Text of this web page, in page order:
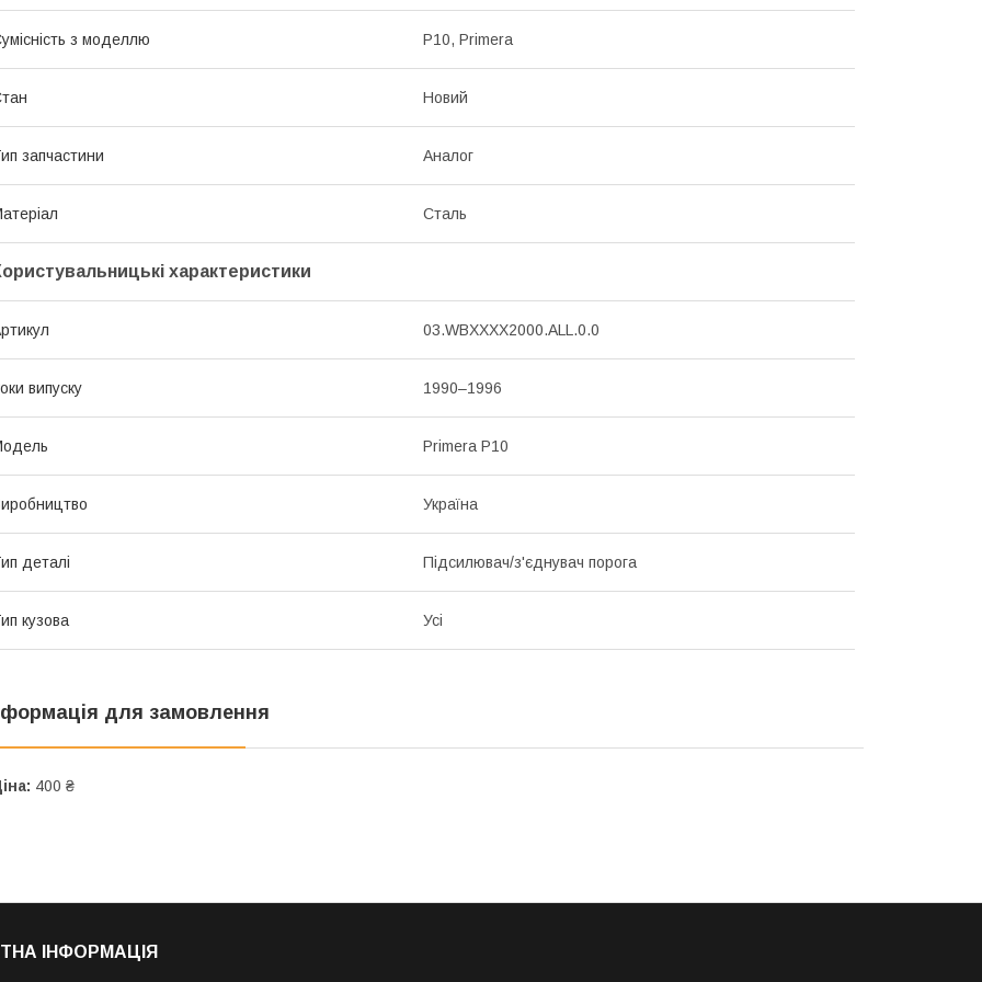
з моделлю P10, Primera
Новий
запчастини Аналог
Сталь
характеристики
03.WBXXXX2000.ALL.0.0
випуску 1990–1996
Primera P10
Україна
деталі Підсилювач/з'єднувач порога
кузова Усі
для замовлення
400 ₴
ІНФОРМАЦІЯ